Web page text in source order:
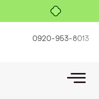
0920-953-8013